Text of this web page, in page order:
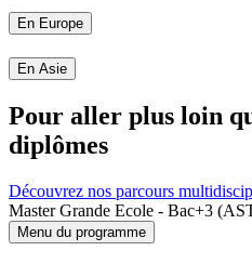
En Europe
En Asie
Pour aller plus loin
diplômes
Découvrez nos parcours
Master Grande Ecole - Bac+3
Menu du programme